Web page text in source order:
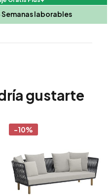
Semanas laborables
gustarte
-10%